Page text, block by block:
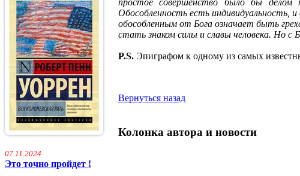
простое совершенство было бы делом
Обособленность есть индивидуальность,
обособленным от Бога означает быть
стать знаком силы и славы человека. Но
P.S. Эпиграфом к одному из самых
Вернуться назад
Колонка автора и новости
07.11.2024
Это точно пройдет !